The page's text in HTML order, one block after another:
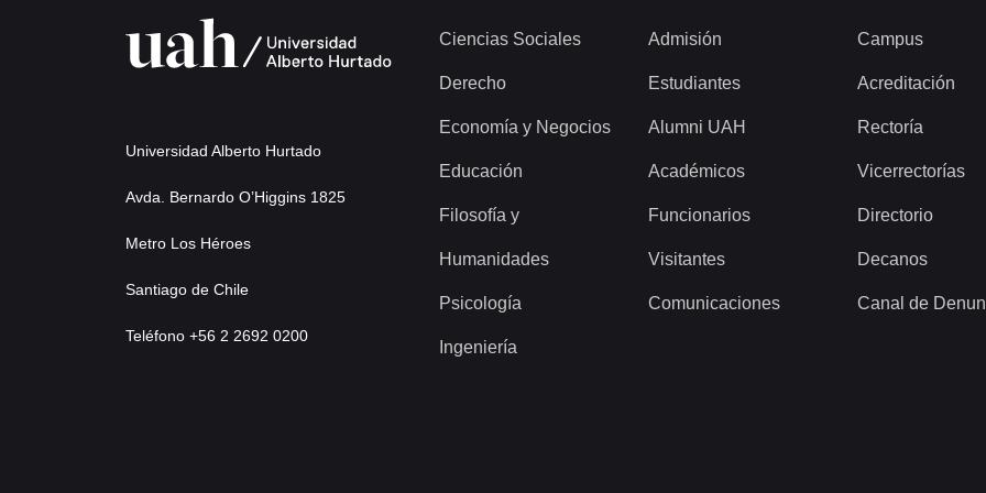
Universidad Alberto Hurtado
Avda. Bernardo O’Higgins 1825
Metro Los Héroes
Santiago de Chile
Teléfono +56 2 2692 0200
Ciencias Sociales
Derecho
Economía y Negocios
Educación
Filosofía y
Humanidades
Psicología
Ingeniería
Admisión
Estudiantes
Alumni UAH
Académicos
Funcionarios
Visitantes
Comunicaciones
Campus
Acreditación
Rectoría
Vicerrectorías
Directorio
Decanos
Canal de